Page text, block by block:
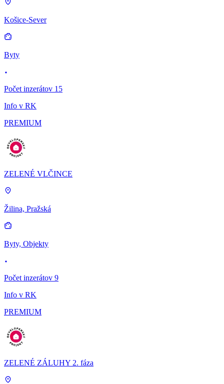
Košice-Sever
Byty
Počet inzerátov 15
Info v RK
PREMIUM
ZELENÉ VLČINCE
Žilina, Pražská
Byty, Objekty
Počet inzerátov 9
Info v RK
PREMIUM
ZELENÉ ZÁLUHY 2. fáza